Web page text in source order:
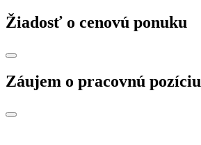
Žiadosť o cenovú ponuku
Záujem o pracovnú pozíciu